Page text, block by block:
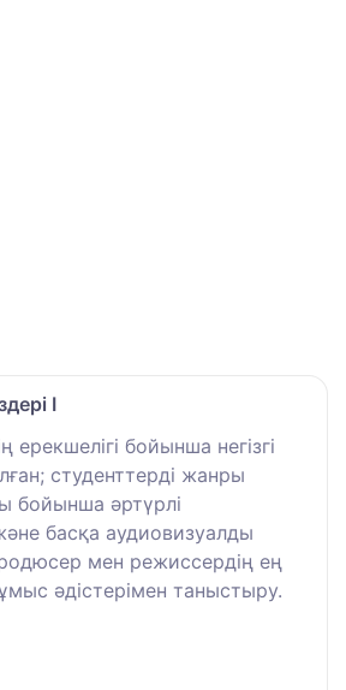
I
ерекшелігі бойынша негізгі
студенттерді жанры
бойынша әртүрлі
басқа аудиовизуалды
мен режиссердің ең
әдістерімен таныстыру.